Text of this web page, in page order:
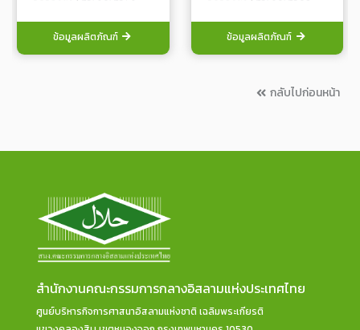
ข้อมูลผลิตภัณฑ์ ข้อมูลผลิตภัณฑ์
กลับไปก่อนหน้า
สำนักงานคณะกรรมการกลางอิสลามแห่งประเทศไทย
ศูนย์บริหารกิจการศาสนาอิสลามแห่งชาติ เฉลิมพระเกียรติ